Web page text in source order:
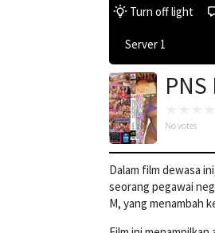
Turn off light
Server 1
No votes
Dalam film dewasa
seorang pegawai
M, yang menambah